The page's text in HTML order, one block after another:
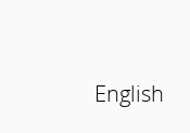
English